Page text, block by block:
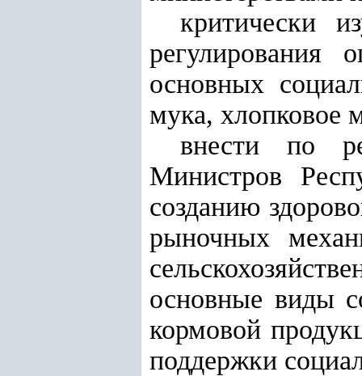
критически
основных
мука, хлопковое
внести по
Министров
созданию
рыночных
основные виды
кормовой
поддержки